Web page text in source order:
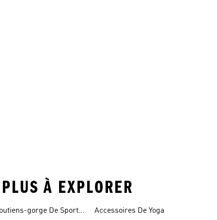
À EXPLORER
gorge De Sport
Accessoires De Yoga